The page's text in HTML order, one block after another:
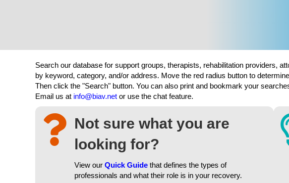
Search our database for support groups, therapists, rehabilitation providers,
by keyword, category, and/or address. Move the red radius button to
Then click the "Search" button. You can also print and bookmark your
Email us at info@biav.net or use the chat feature.
Not sure what you are
looking for?
View our Quick Guide that defines the types of
professionals and what their role is in your recovery.